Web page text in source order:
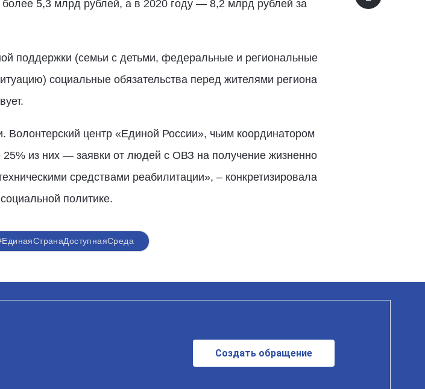
5,3 млрд рублей, а в 2020 году — 8,2 млрд рублей за
поддержки (семьи с детьми, федеральные и региональные
социальные обязательства перед жителями региона
центр «Единой России», чьим координатором
из них — заявки от людей с ОВЗ на получение жизненно
средствами реабилитации», – конкретизировала
политике.
Создать обращение